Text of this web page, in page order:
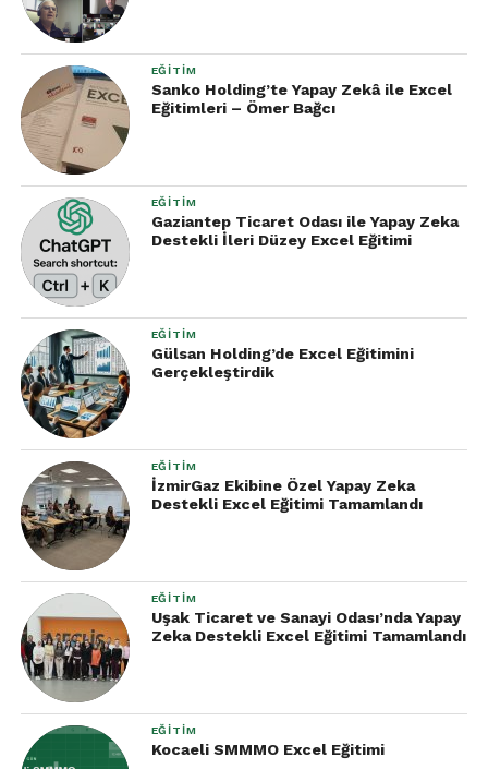
EĞITIM
Sanko Holding’te Yapay Zekâ ile Excel
Eğitimleri – Ömer Bağcı
EĞITIM
Gaziantep Ticaret Odası ile Yapay Zeka
Destekli İleri Düzey Excel Eğitimi
EĞITIM
Gülsan Holding’de Excel Eğitimini
Gerçekleştirdik
EĞITIM
İzmirGaz Ekibine Özel Yapay Zeka
Destekli Excel Eğitimi Tamamlandı
EĞITIM
Uşak Ticaret ve Sanayi Odası’nda Yapay
Zeka Destekli Excel Eğitimi Tamamlandı
EĞITIM
Kocaeli SMMMO Excel Eğitimi